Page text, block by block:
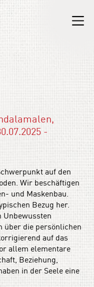
-
auf den
Wir beschäftigen
und Maskenbau.
Bezug her.
Unbewussten
über die persönlichen
auf das
allem elementare
Beziehung,
in der Seele eine